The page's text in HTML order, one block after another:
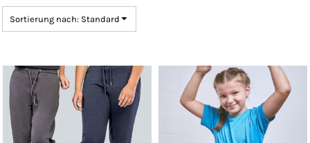
Sortierung nach: Standard